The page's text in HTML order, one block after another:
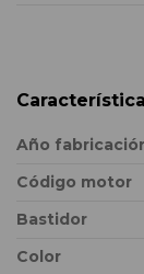
Año
Código motor
Bastidor
Color